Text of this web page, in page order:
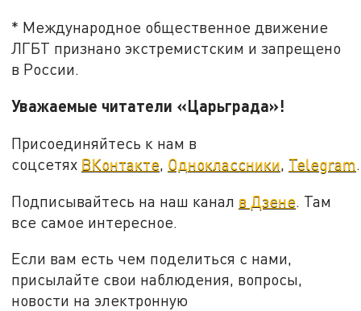
* Международное общественное движение
ЛГБТ признано экстремистским и запрещено
в России.
Уважаемые читатели «Царьграда»!
Присоединяйтесь к нам в
соцсетях ВКонтакте, Одноклассники, Telegram.
Подписывайтесь на наш канал в Дзене. Там
все самое интересное.
Если вам есть чем поделиться с нами,
присылайте свои наблюдения, вопросы,
новости на электронную